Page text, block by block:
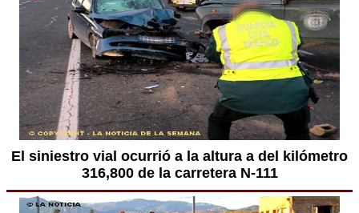
El siniestro vial ocurrió a la altura a del kilómetro
316,800 de la carretera N-111